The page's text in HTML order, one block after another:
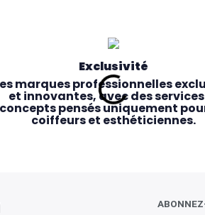
Exclusivité
marques professionnelles
et innovantes, avec des
concepts pensés uniquement
coiffeurs et esthéticiennes.